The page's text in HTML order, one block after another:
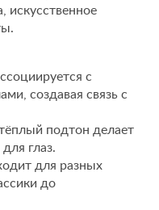
искусственное
с
создавая связь с
подтон делает
глаз.
для разных
до